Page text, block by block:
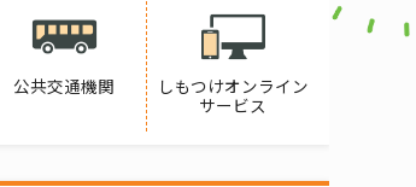
公共交通機関
しもつけオンライン
サービス